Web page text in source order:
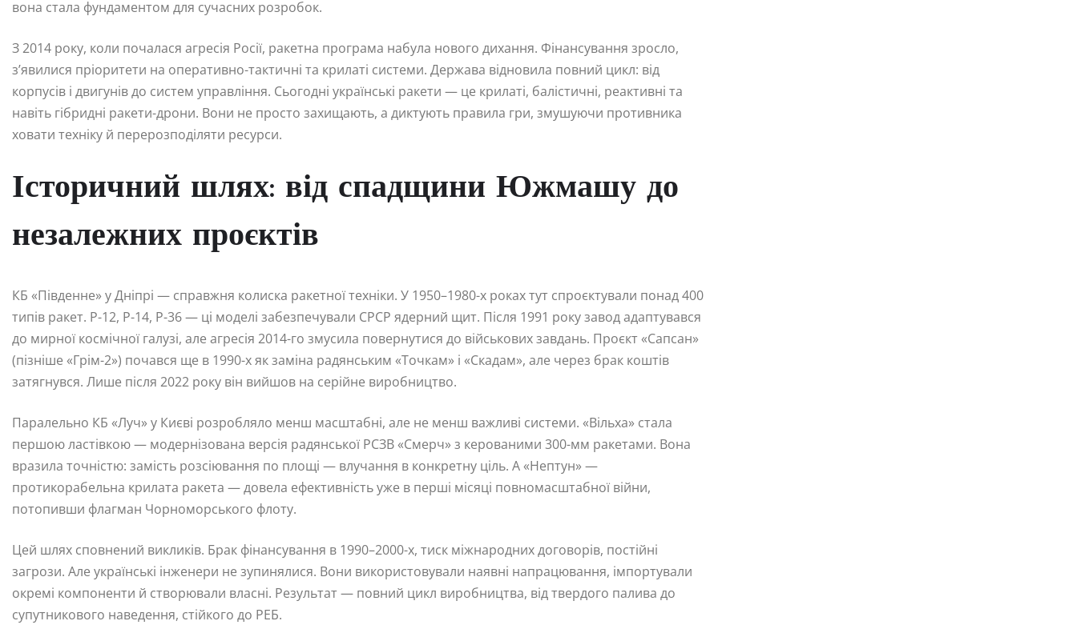
вона стала фундаментом для сучасних розробок.
З 2014 року, коли почалася агресія Росії, ракетна програма набула нового дихання. Фінансування зросло,
з’явилися пріоритети на оперативно-тактичні та крилаті системи. Держава відновила повний цикл: від
корпусів і двигунів до систем управління. Сьогодні українські ракети — це крилаті, балістичні, реактивні та
навіть гібридні ракети-дрони. Вони не просто захищають, а диктують правила гри, змушуючи противника
ховати техніку й перерозподіляти ресурси.
Історичний шлях: від спадщини Южмашу до
незалежних проєктів
КБ «Південне» у Дніпрі — справжня колиска ракетної техніки. У 1950–1980-х роках тут спроєктували понад 400
типів ракет. Р-12, Р-14, Р-36 — ці моделі забезпечували СРСР ядерний щит. Після 1991 року завод адаптувався
до мирної космічної галузі, але агресія 2014-го змусила повернутися до військових завдань. Проєкт «Сапсан»
(пізніше «Грім-2») почався ще в 1990-х як заміна радянським «Точкам» і «Скадам», але через брак коштів
затягнувся. Лише після 2022 року він вийшов на серійне виробництво.
Паралельно КБ «Луч» у Києві розробляло менш масштабні, але не менш важливі системи. «Вільха» стала
першою ластівкою — модернізована версія радянської РСЗВ «Смерч» з керованими 300-мм ракетами. Вона
вразила точністю: замість розсіювання по площі — влучання в конкретну ціль. А «Нептун» —
протикорабельна крилата ракета — довела ефективність уже в перші місяці повномасштабної війни,
потопивши флагман Чорноморського флоту.
Цей шлях сповнений викликів. Брак фінансування в 1990–2000-х, тиск міжнародних договорів, постійні
загрози. Але українські інженери не зупинялися. Вони використовували наявні напрацювання, імпортували
окремі компоненти й створювали власні. Результат — повний цикл виробництва, від твердого палива до
супутникового наведення, стійкого до РЕБ.